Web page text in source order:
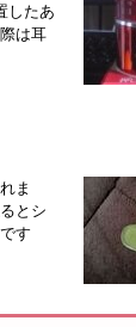
したあ
は耳
ま
とシ
す